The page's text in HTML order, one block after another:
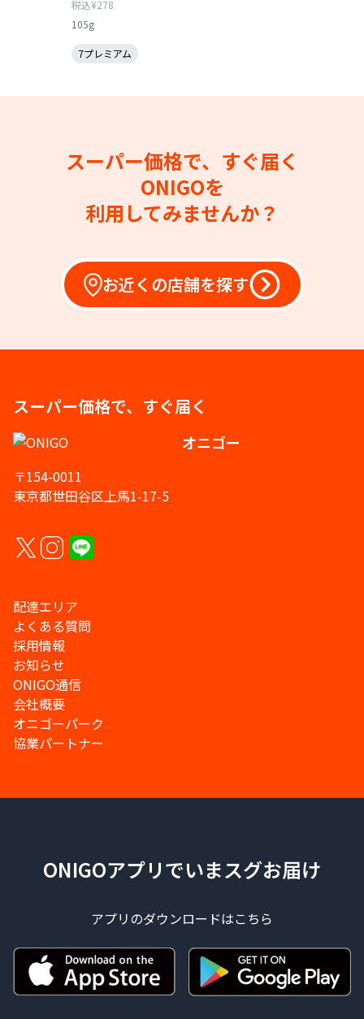
税込¥278
105g
7プレミアム
スーパー価格で、すぐ届く
ONIGOを
利用してみませんか？
お近くの店舗を探す
スーパー価格で、すぐ届く
オニゴー
〒154-0011
東京都世田谷区上馬1-17-5
配達エリア
よくある質問
採用情報
お知らせ
ONIGO通信
会社概要
オニゴーパーク
協業パートナー
ONIGOアプリでいまスグお届け
アプリのダウンロードはこちら